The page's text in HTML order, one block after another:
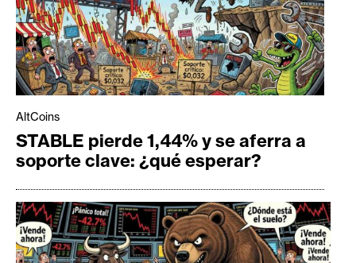
AltCoins
STABLE pierde 1,44% y se aferra a
soporte clave: ¿qué esperar?